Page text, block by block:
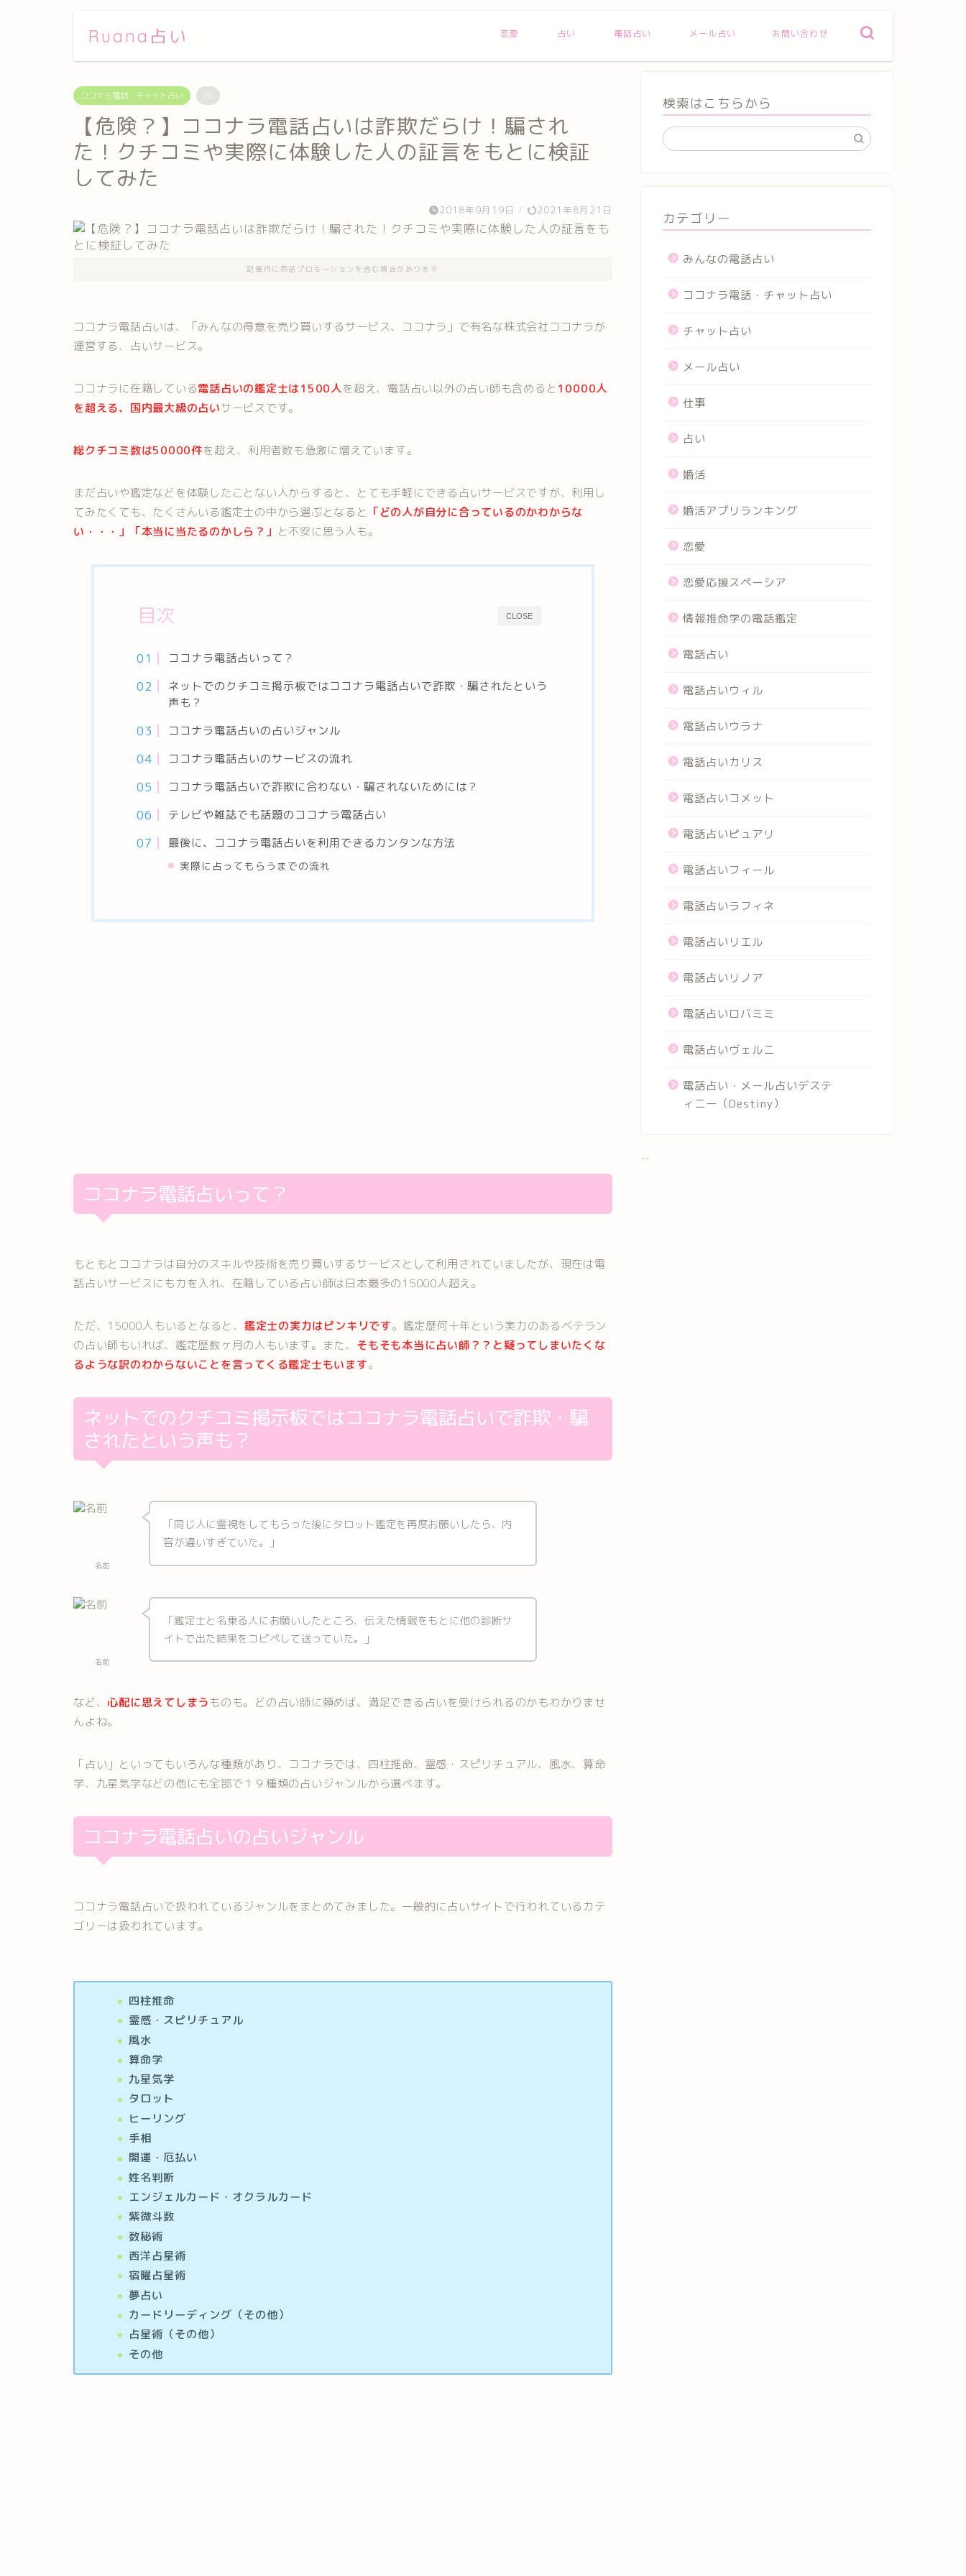
Ruana占い 恋愛 占い 電話占い メール占い お問い合わせ
ココナラ電話・チャット占い
【危険？】ココナラ電話占いは詐欺だらけ！騙され
た！クチコミや実際に体験した人の証言をもとに検証
してみた
2018年9月19日 / 2021年8月21日
記事内に商品プロモーションを含む場合があります
ココナラ電話占いは、「みんなの得意を売り買いするサービス、ココナラ」で有名な株式会社ココナラが
運営する、占いサービス。
ココナラに在籍している電話占いの鑑定士は1500人を超え、電話占い以外の占い師も含めると10000人
を超える、国内最大級の占いサービスです。
総クチコミ数は50000件を超え、利用者数も急激に増えています。
まだ占いや鑑定などを体験したことない人からすると、とても手軽にできる占いサービスですが、利用し
てみたくても、たくさんいる鑑定士の中から選ぶとなると 「どの人が自分に合っているのかわからな
い・・・」「本当に当たるのかしら？」 と不安に思う人も。
CLOSE
目次
ココナラ電話占いって？
ネットでのクチコミ掲示板ではココナラ電話占いで詐欺・騙されたという
声も？
ココナラ電話占いの占いジャンル
ココナラ電話占いのサービスの流れ
ココナラ電話占いで詐欺に合わない・騙されないためには？
テレビや雑誌でも話題のココナラ電話占い
最後に、ココナラ電話占いを利用できるカンタンな方法
実際に占ってもらうまでの流れ
ココナラ電話占いって？
もともとココナラは自分のスキルや技術を売り買いするサービスとして利用されていましたが、現在は電
話占いサービスにも力を入れ、在籍している占い師は日本最多の15000人超え。
ただ、15000人もいるとなると、 鑑定士の実力はピンキリです。鑑定歴何十年という実力のあるベテラン
の占い師もいれば、鑑定歴数ヶ月の人もいます。また、 そもそも本当に占い師？？と疑ってしまいたくな
るような訳のわからないことを言ってくる鑑定士もいます。
ネットでのクチコミ掲示板ではココナラ電話占いで詐欺・騙
されたという声も？
名前
「同じ人に霊視をしてもらった後にタロット鑑定を再度お願いしたら、内
容が違いすぎていた。」
名前
「鑑定士と名乗る人にお願いしたところ、伝えた情報をもとに他の診断サ
イトで出た結果をコピペして送っていた。」
など、心配に思えてしまうものも。どの占い師に頼めば、満足できる占いを受けられるのかもわかりませ
んよね。
「占い」といってもいろんな種類があり、ココナラでは、四柱推命、霊感・スピリチュアル、風水、算命
学、九星気学などの他にも全部で１９種類の占いジャンルから選べます。
ココナラ電話占いの占いジャンル
ココナラ電話占いで扱われているジャンルをまとめてみました。一般的に占いサイトで行われているカテ
ゴリーは扱われています。
四柱推命
霊感・スピリチュアル
風水
算命学
九星気学
タロット
ヒーリング
手相
開運・厄払い
姓名判断
エンジェルカード・オクラルカード
紫微斗数
数秘術
西洋占星術
宿曜占星術
夢占い
カードリーディング（その他）
占星術（その他）
その他
検索はこちらから
カテゴリー
みんなの電話占い
ココナラ電話・チャット占い
チャット占い
メール占い
仕事
占い
婚活
婚活アプリランキング
恋愛
恋愛応援スペーシア
情報推命学の電話鑑定
電話占い
電話占いウィル
電話占いウラナ
電話占いカリス
電話占いコメット
電話占いピュアリ
電話占いフィール
電話占いラフィネ
電話占いリエル
電話占いリノア
電話占いロバミミ
電話占いヴェルニ
電話占い・メール占いデステ
ィニー（Destiny）
...